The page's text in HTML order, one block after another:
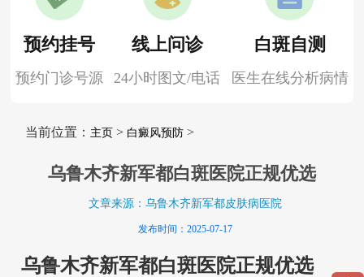
预约挂号
预约门诊号源
线上问诊
24小时图文/电话
白斑自测
医生在线分析病情
当前位置： 主页> 白癜风预防>
乌鲁木齐新军都白斑医院正规优选
文章来源：乌鲁木齐新军都皮肤病医院
发布时间：2025-07-17
乌鲁木齐新军都白斑医院正规优选